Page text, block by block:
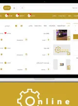
تصميم حراج مهنى
التفاصيل